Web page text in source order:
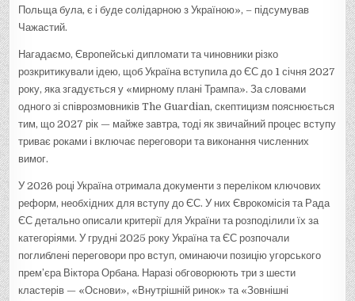
Польща була, є і буде солідарною з Україною», – підсумував
Чажастий.
Нагадаємо, Європейські дипломати та чиновники різко
розкритикували ідею, щоб Україна вступила до ЄС до 1 січня 2027
року, яка згадується у «мирному плані Трампа». За словами
одного зі співрозмовників The Guardian, скептицизм пояснюється
тим, що 2027 рік — майже завтра, тоді як звичайний процес вступу
триває роками і включає переговори та виконання численних
вимог.
У 2026 році Україна отримала документи з переліком ключових
реформ, необхідних для вступу до ЄС. У них Єврокомісія та Рада
ЄС детально описали критерії для України та розподілили їх за
категоріями. У грудні 2025 року Україна та ЄС розпочали
поглиблені переговори про вступ, оминаючи позицію угорського
прем’єра Віктора Орбана. Наразі обговорюють три з шести
кластерів — «Основи», «Внутрішній ринок» та «Зовнішні